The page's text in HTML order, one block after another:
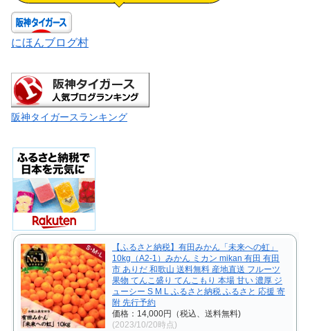
にほんブログ村
阪神タイガースランキング
【ふるさと納税】有田みかん「未来への虹」
10kg（A2-1）みかん ミカン mikan 有田 有田
市 ありだ 和歌山 送料無料 産地直送 フルーツ
果物 てんこ盛り てんこもり 本場 甘い 濃厚 ジ
ューシー S M L ふるさと納税 ふるさと 応援 寄
附 先行予約
価格：14,000円（税込、送料無料)
(2023/10/20時点)